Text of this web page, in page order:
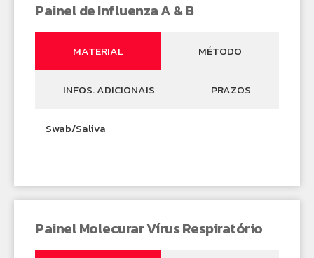
Painel de Influenza A & B
MATERIAL MÉTODO
INFOS. ADICIONAIS PRAZOS
Swab/Saliva
Painel Molecurar Vírus Respiratório